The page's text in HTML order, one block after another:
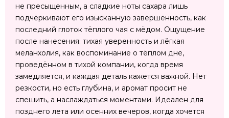
не пресыщенным, а сладкие ноты сахара лишь
подчёркивают его изысканную завершённость, как
последний глоток тёплого чая с мёдом. Ощущение
после нанесения: тихая уверенность и лёгкая
меланхолия, как воспоминание о тёплом дне,
проведённом в тихой компании, когда время
замедляется, и каждая деталь кажется важной. Нет
резкости, но есть глубина, и аромат просит не
спешить, а наслаждаться моментами. Идеален для
позднего лета или осенних вечеров, когда хочется